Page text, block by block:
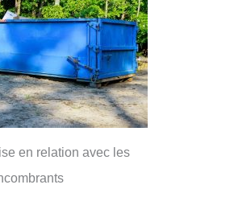
en relation avec les